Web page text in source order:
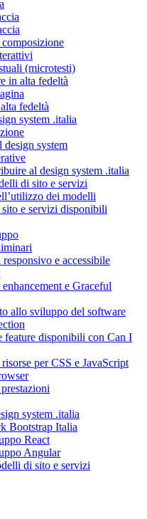
(microtesti)
in alta fedeltà
fedeltà
system .italia
system
al design system .italia
di sito e servizi
dei modelli
e servizi disponibili
e accessibile
e Graceful
allo sviluppo del software
feature disponibili con Can I
per CSS e JavaScript
system .italia
Bootstrap Italia
React
Angular
di sito e servizi